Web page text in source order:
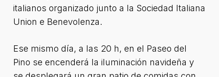
italianos organizado junto a la Sociedad Italiana
Union e Benevolenza.
Ese mismo día, a las 20 h, en el Paseo del
Pino se encenderá la iluminación navideña y